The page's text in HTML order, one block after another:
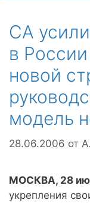
CA
в
новой
модель
28.06.2006 от
МОСКВА, 28
укрепления